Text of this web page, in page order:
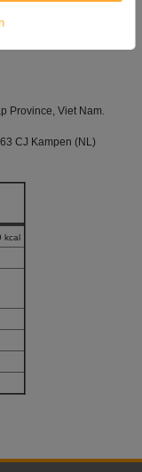
Province, Viet Nam.
CJ Kampen (NL)
kcal